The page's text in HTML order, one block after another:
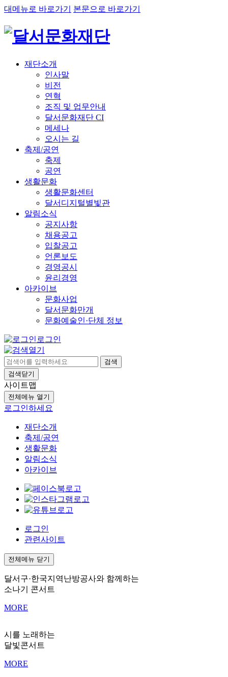
대메뉴로 바로가기 본문으로 바로가기
재단소개
인사말
비전
연혁
조직 및 업무안내
달서문화재단 CI
메세나
오시는 길
축제/공연
축제
공연
생활문화
생활문화센터
달서디지털별빛관
알림소식
공지사항
채용공고
입찰공고
언론보도
경영공시
윤리경영
아카이브
문화사업
달서문화만개
문화예술인·단체 정보
로그인
검색
검색닫기
사이트맵
전체메뉴 열기
로그인하세요
재단소개
축제/공연
생활문화
알림소식
아카이브
로그인
관련사이트
전체메뉴 닫기
달서구·한국지역난방공사와 함께하는
소나기 콘서트
MORE
시를 노래하는
달빛콘서트
MORE